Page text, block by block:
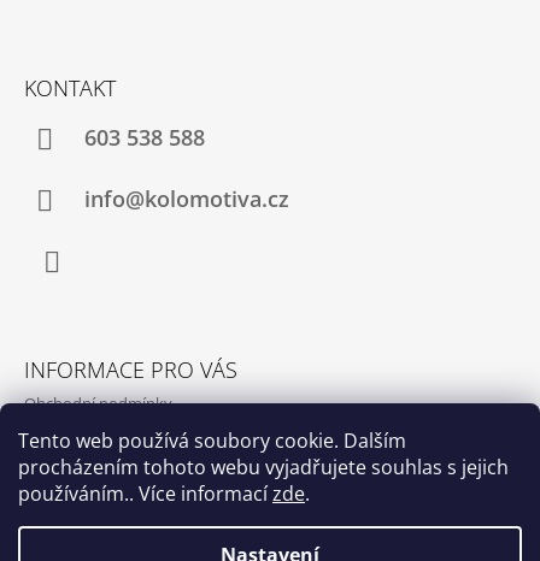
Tento web používá soubory cookie. Dalším
procházením tohoto webu vyjadřujete souhlas s jejich
používáním.. Více informacízde.
Nastavení
KONTAKT
603 538 588
info@kolomotiva.cz
INFORMACE PRO VÁS
Obchodní podmínky
Podmínky ochrany osobních údajů
Kamenná prodejna
Kontakty